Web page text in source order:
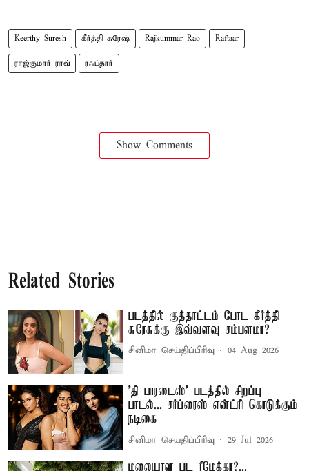
Keerthy Suresh கீர்த்தி சுரேஷ் Rajkummar Rao Raftaar
ராஜ்கு​மார் ராவ் ரஃப்​தார்
Show Comments
Related Stories
படத்தில் குத்தாட்டம் போட கீர்த்தி
சுரேசுக்கு இவ்வளவு சம்பளமா?
சினிமா செய்திப்பிரிவு 04 Aug 2026
'தி பாரடைஸ்' படத்தில் சிறப்பு
பாடல்... சர்ப்ரைஸ் என்ட்ரி கொடுக்கும்
நடிகை
சினிமா செய்திப்பிரிவு 29 Jul 2026
மலையாள பட ரீமேக்கா?...